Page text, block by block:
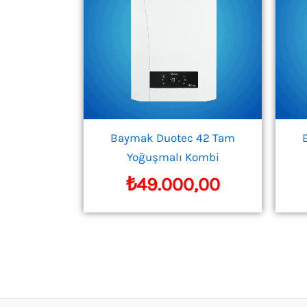
Baymak Duotec 42 Tam
Yoğuşmalı Kombi
₺49.000,00